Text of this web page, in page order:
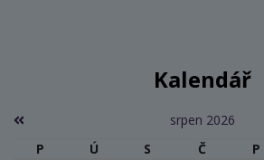
Kalendář
srpen 2026
P
Ú S Č P